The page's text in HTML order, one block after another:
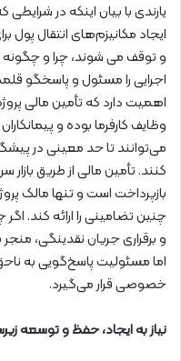
یارندی با بیان اینکه در شرایطی
ایجاد مکانیزم‌های انتقال پول
و توقف می شوند، چرا و
اجرایی را مسئول و پاسخگو
اهمیت دارد که تأمین مالی
وظایف کارفرما بوده و
می‌توانند تا حد معینی در
کنند. تأمین مالی از طریق بازار
بازپرداخت است و تنها مالک
چنین تضامینی را ارائه کند.
و برقراری جریان نقدینگی،
اما مسئولیت پاسخ‌گویی به
خصوصی قرار می‌گیرد.
نیاز به ایجاد، حفظ و توسعه